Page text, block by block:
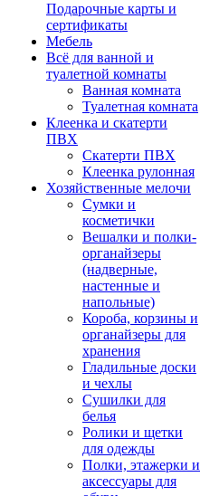
Подарочные карты и
сертификаты
Мебель
Всё для ванной и
туалетной комнаты
Ванная комната
Туалетная комната
Клеенка и скатерти
ПВХ
Скатерти ПВХ
Клеенка рулонная
Хозяйственные мелочи
Сумки и
косметички
Вешалки и полки-
органайзеры
(надверные,
настенные и
напольные)
Короба, корзины и
органайзеры для
хранения
Гладильные доски
и чехлы
Сушилки для
белья
Ролики и щетки
для одежды
Полки, этажерки и
аксессуары для